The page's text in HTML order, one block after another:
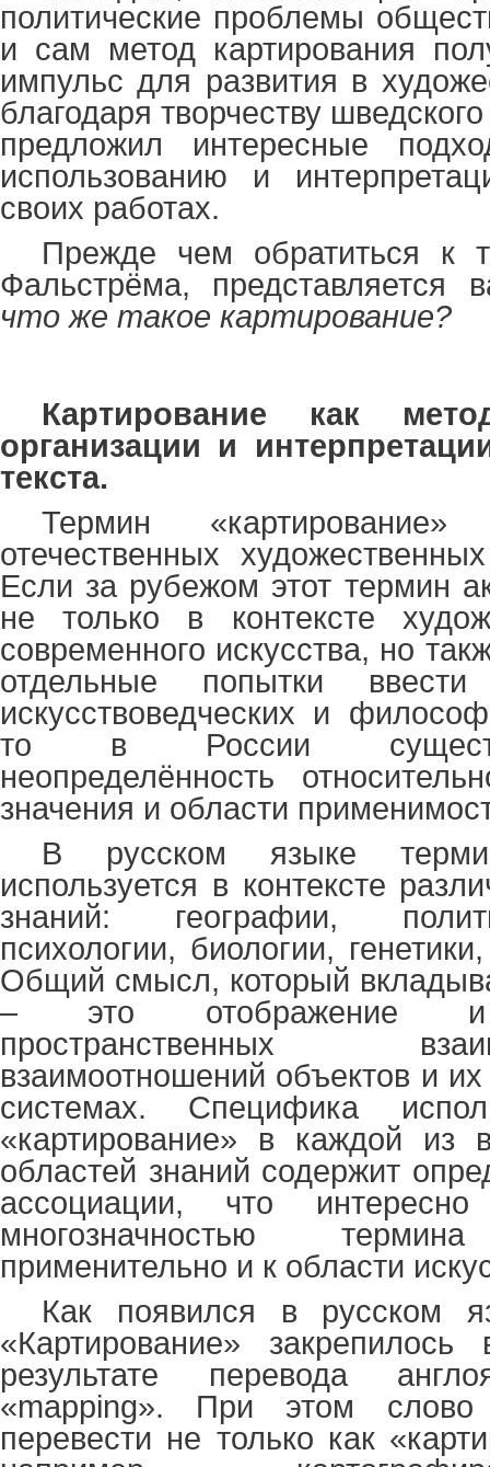
политические проблемы
и сам метод картирования
импульс для развития в
благодаря творчеству
предложил интересные
использованию и
своих работах.
Прежде чем обратиться к
Фальстрёма, представляется
что же такое картирование?
Картирование как
организации и
текста.
Термин
отечественных
Если за рубежом этот термин
не только в контексте
современного искусства, но
отдельные попытки
искусствоведческих и
то в России
неопределённость
значения и области
В русском языке
используется в контексте
знаний: географии,
психологии, биологии,
Общий смысл, который
– это отображение и
пространственных
взаимоотношений объектов и
системах. Специфика
«картирование» в каждой из
областей знаний содержит
ассоциации, что
многозначностью
применительно и к области
Как появился в русском
«Картирование»
результате перевода
«mapping». При этом
перевести не только как